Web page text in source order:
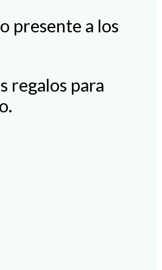
presente a los
regalos para